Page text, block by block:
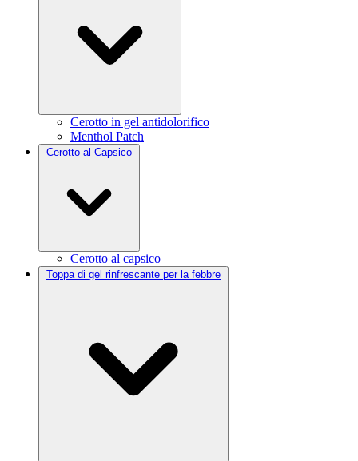
Cerotto in gel antidolorifico
Menthol Patch
Cerotto al Capsico
Cerotto al capsico
Toppa di gel rinfrescante per la febbre